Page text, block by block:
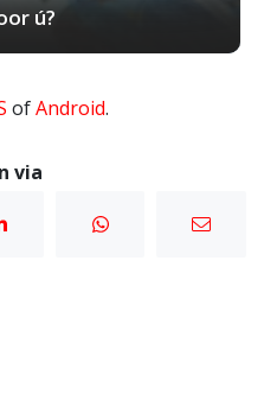
ú?
ofAndroid.
via